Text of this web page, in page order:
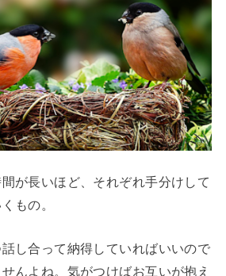
が長いほど、それぞれ手分けして
もの。
し合って納得していればいいので
んよね。気がつけばお互いが抱え